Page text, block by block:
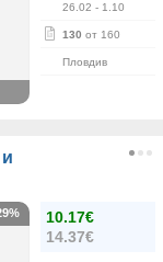
26.02 - 1.10
130 от 160
Пловдив
10.17€
14.37€